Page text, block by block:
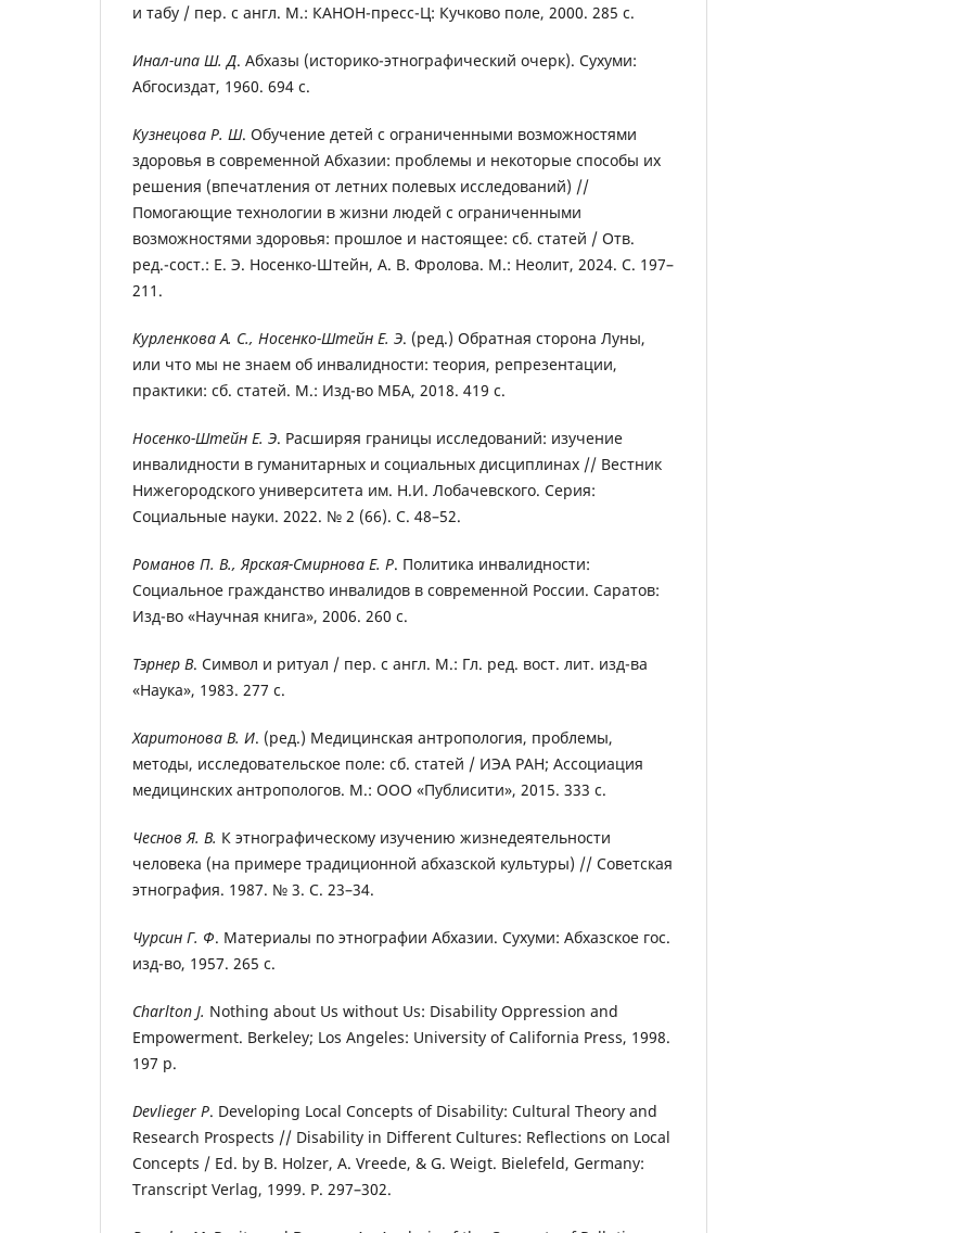
и табу / пер. с англ. М.: КАНОН-пресс-Ц: Кучково поле, 2000. 285 с.
Инал-ипа Ш. Д. Абхазы (историко-этнографический очерк). Сухуми:
Абгосиздат, 1960. 694 с.
Кузнецова Р. Ш. Обучение детей с ограниченными возможностями
здоровья в современной Абхазии: проблемы и некоторые способы их
решения (впечатления от летних полевых исследований) //
Помогающие технологии в жизни людей с ограниченными
возможностями здоровья: прошлое и настоящее: сб. статей / Отв.
ред.-сост.: Е. Э. Носенко-Штейн, А. В. Фролова. М.: Неолит, 2024. С. 197–
211.
Курленкова А. С., Носенко-Штейн Е. Э. (ред.) Обратная сторона Луны,
или что мы не знаем об инвалидности: теория, репрезентации,
практики: сб. статей. М.: Изд-во МБА, 2018. 419 с.
Носенко-Штейн Е. Э. Расширяя границы исследований: изучение
инвалидности в гуманитарных и социальных дисциплинах // Вестник
Нижегородского университета им. Н.И. Лобачевского. Серия:
Социальные науки. 2022. № 2 (66). С. 48–52.
Романов П. В., Ярская-Смирнова Е. Р. Политика инвалидности:
Социальное гражданство инвалидов в современной России. Саратов:
Изд-во «Научная книга», 2006. 260 с.
Тэрнер В. Символ и ритуал / пер. с англ. М.: Гл. ред. вост. лит. изд-ва
«Наука», 1983. 277 с.
Харитонова В. И. (ред.) Медицинская антропология, проблемы,
методы, исследовательское поле: сб. статей / ИЭА РАН; Ассоциация
медицинских антропологов. М.: ООО «Публисити», 2015. 333 с.
Чеснов Я. В. К этнографическому изучению жизнедеятельности
человека (на примере традиционной абхазской культуры) // Советская
этнография. 1987. № 3. С. 23–34.
Чурсин Г. Ф. Материалы по этнографии Абхазии. Сухуми: Абхазское гос.
изд-во, 1957. 265 с.
Charlton J. Nothing about Us without Us: Disability Oppression and
Empowerment. Berkeley; Los Angeles: University of California Press, 1998.
197 p.
Devlieger P. Developing Local Concepts of Disability: Cultural Theory and
Research Prospects // Disability in Different Cultures: Reflections on Local
Concepts / Ed. by B. Holzer, A. Vreede, & G. Weigt. Bielefeld, Germany:
Transcript Verlag, 1999. P. 297–302.